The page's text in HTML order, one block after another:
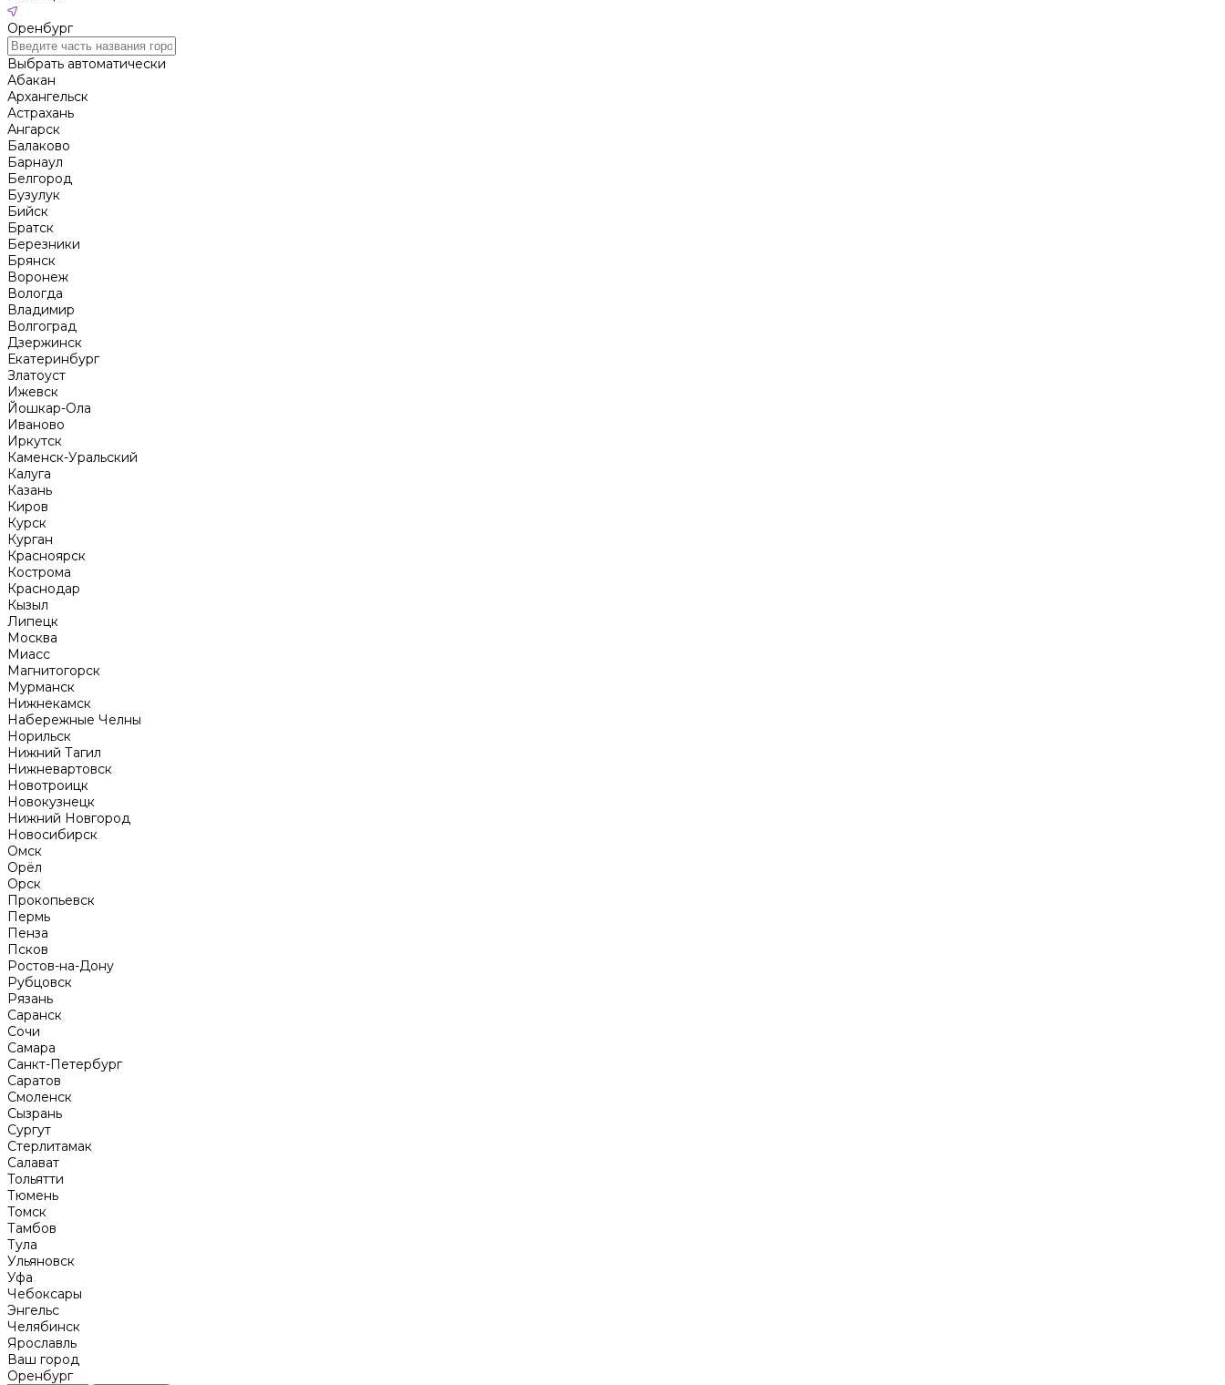
Оренбург
Выбрать автоматически
Абакан
Архангельск
Астрахань
Ангарск
Балаково
Барнаул
Белгород
Бузулук
Бийск
Братск
Березники
Брянск
Воронеж
Вологда
Владимир
Волгоград
Дзержинск
Екатеринбург
Златоуст
Ижевск
Йошкар-Ола
Иваново
Иркутск
Каменск-Уральский
Калуга
Казань
Киров
Курск
Курган
Красноярск
Кострома
Краснодар
Кызыл
Липецк
Москва
Миасс
Магнитогорск
Мурманск
Нижнекамск
Набережные Челны
Норильск
Нижний Тагил
Нижневартовск
Новотроицк
Новокузнецк
Нижний Новгород
Новосибирск
Омск
Орёл
Орск
Прокопьевск
Пермь
Пенза
Псков
Ростов-на-Дону
Рубцовск
Рязань
Саранск
Сочи
Самара
Санкт-Петербург
Саратов
Смоленск
Сызрань
Сургут
Стерлитамак
Салават
Тольятти
Тюмень
Томск
Тамбов
Тула
Ульяновск
Уфа
Чебоксары
Энгельс
Челябинск
Ярославль
Ваш город
Оренбург